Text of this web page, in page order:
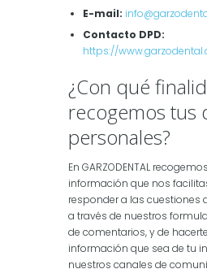
E-mail:
Contacto DPD:
https://
¿Con qué
recogemos tus
personales?
En GARZODENTAL
información que nos
responder a las cuestiones
a través de nuestros
de comentarios, y de
información que sea de tu
nuestros canales de